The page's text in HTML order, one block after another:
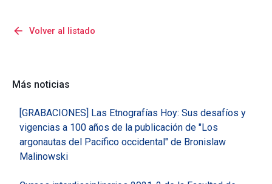
arrow_back Volver al listado
Más noticias
[GRABACIONES] Las Etnografías Hoy: Sus desafíos y
vigencias a 100 años de la publicación de "Los
argonautas del Pacífico occidental" de Bronislaw
Malinowski